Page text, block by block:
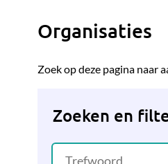
Organisaties
Zoek op deze pagina naar
Zoeken en